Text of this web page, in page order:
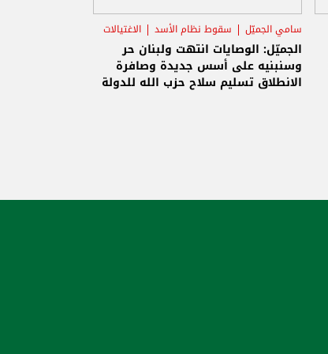
سامي الجميّل سقوط نظام الأسد الاغتيالات
الجميّل: الوصايات انتهت ولبنان حر
وسنبنيه على أسس جديدة وصافرة
الانطلاق تسليم سلاح حزب الله للدولة